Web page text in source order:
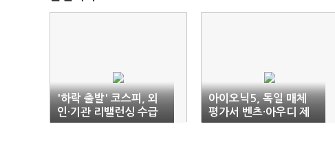
'하락 출발' 코스피, 외
인·기관 리밸런싱 수급
변동성 확대
아이오닉5, 독일 매체
평가서 벤츠·아우디 제
치고 또 1위